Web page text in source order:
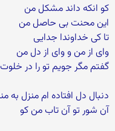
کو انکه داند مشکل من
این محنت بی حاصل من
تا کی خداوندا جدایی
وای از من و وای از دل من
گفتم مگر جویم تو را در
دنبال دل افتاده ام منزل به
آن شور تو آن تاب من کو